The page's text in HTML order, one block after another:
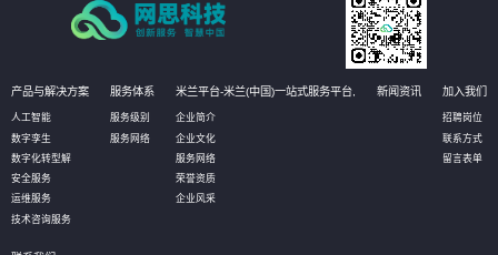
产品与解决方案
人工智能
数字孪生
数字化转型解
安全服务
运维服务
技术咨询服务
服务体系
服务级别
服务网络
米兰平台-米兰(中国)一站式服务平台,
企业简介
企业文化
服务网络
荣誉资质
企业风采
新闻资讯 加入我们
招聘岗位
联系方式
留言表单